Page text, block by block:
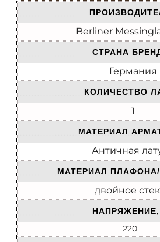
Berliner
СТРАНА
Германия
КОЛИЧЕСТВО
1
МАТЕРИАЛ
Античная
МАТЕРИАЛ
двойное
220